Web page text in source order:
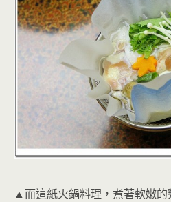
▲而這紙火鍋料理，煮著軟嫩